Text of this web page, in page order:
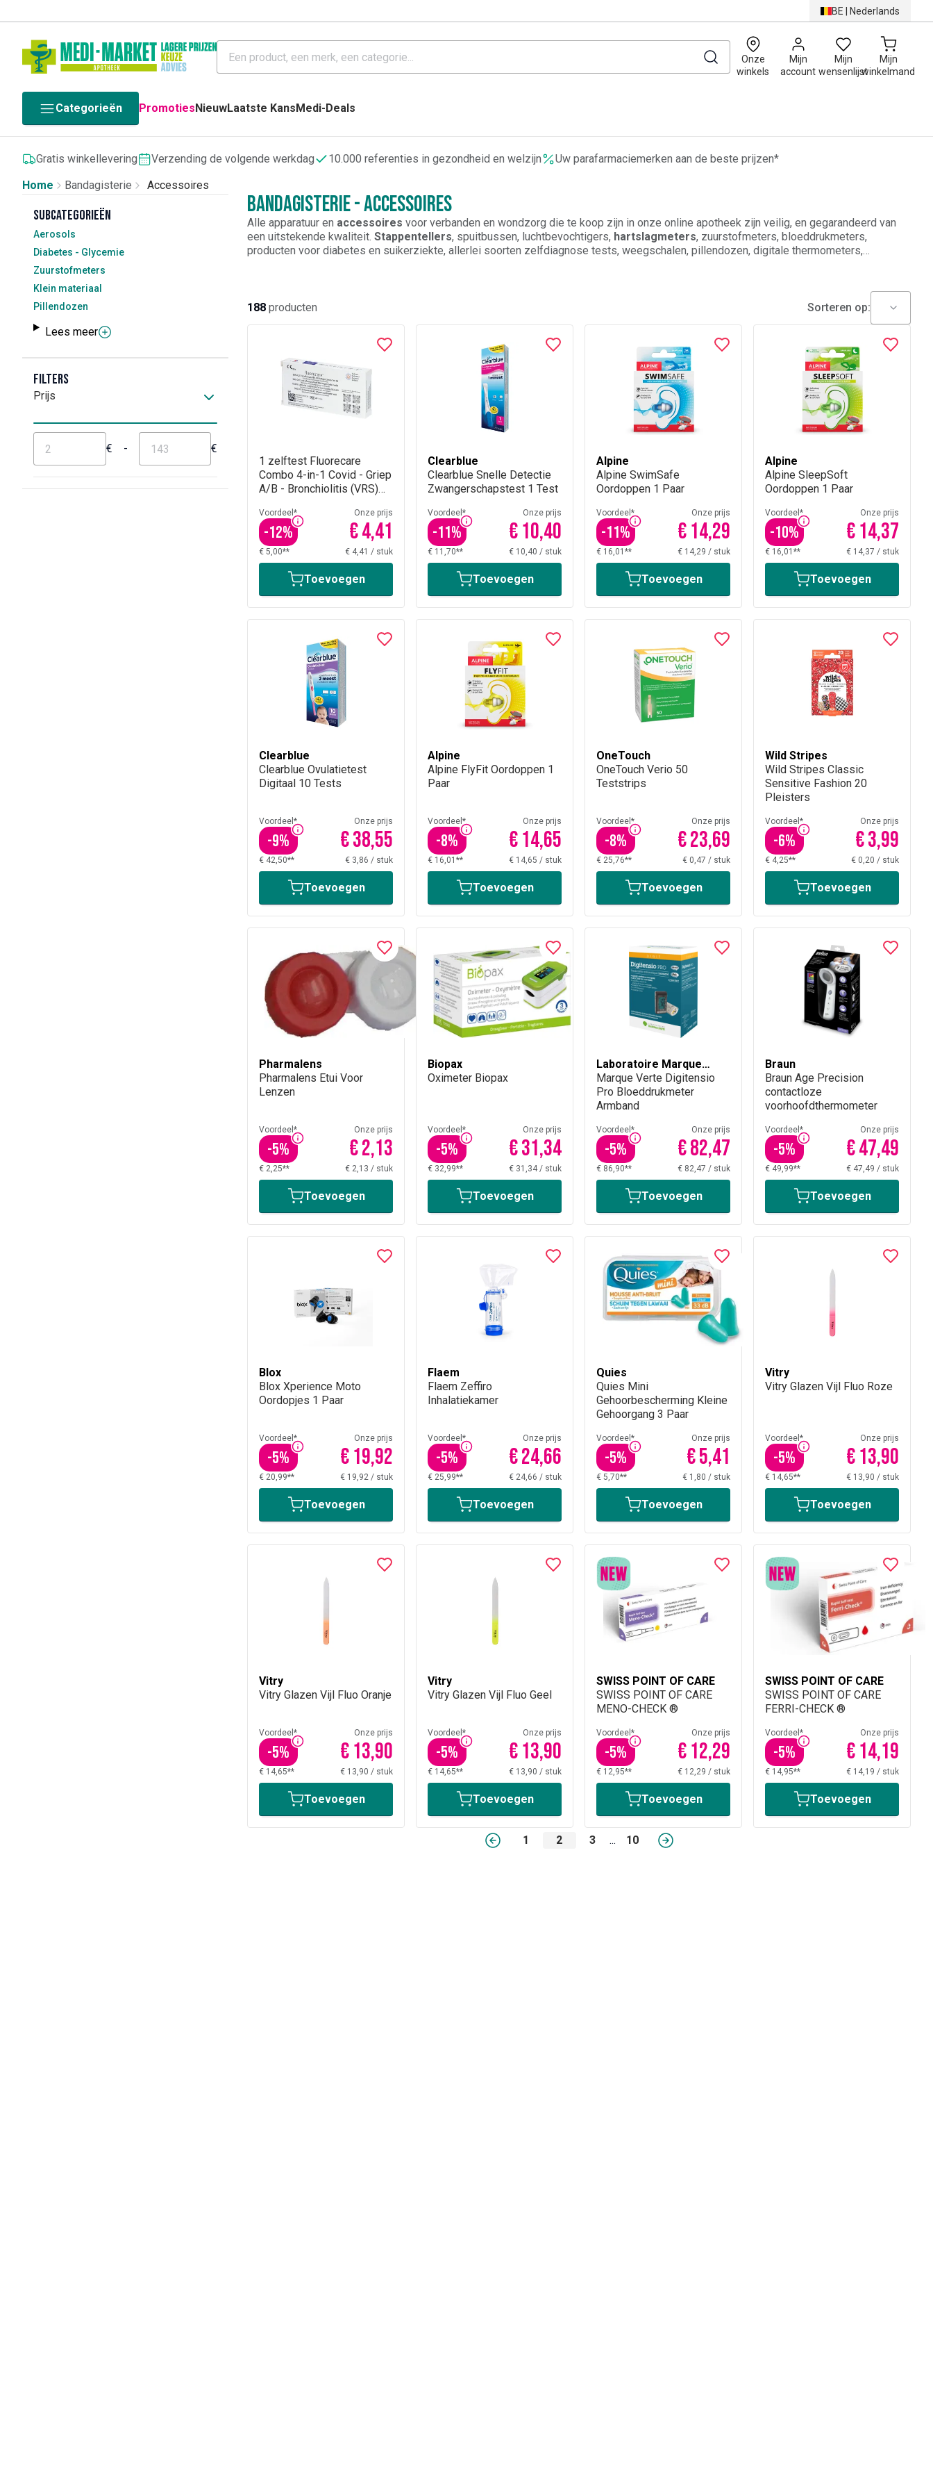
BE | Nederlands
Onze
winkels
Mijn
account
Mijn
wensenlijst
Mijn
winkelmand
0
Categorieën PromotiesNieuwLaatste KansMedi-Deals
Gratis winkellevering Verzending de volgende werkdag 10.000 referenties in gezondheid en welzijn
Uw parafarmaciemerken aan de beste prijzen*
Home
Bandagisterie Accessoires
Subcategorieën
Aerosols
Diabetes - Glycemie
Zuurstofmeters
Klein materiaal
Pillendozen
Lees meer
Filters
Prijs
€ - €
Bandagisterie - Accessoires
Alle apparatuur en accessoires voor verbanden en wondzorg die te koop zijn in onze online apotheek zijn veilig, en gegarandeerd van
een uitstekende kwaliteit. Stappentellers, spuitbussen, luchtbevochtigers, hartslagmeters, zuurstofmeters, bloeddrukmeters,
producten voor diabetes en suikerziekte, allerlei soorten zelfdiagnose tests, weegschalen, pillendozen, digitale thermometers,
188 producten Sorteren op:
1 zelftest Fluorecare
Combo 4-in-1 Covid - Griep
A/B - Bronchiolitis (VRS)
Voordeel*
-12%
Onze prijs
€ 4,41
€ 5,00** € 4,41 / stuk
Toevoegen
Clearblue
Clearblue Snelle Detectie
Zwangerschapstest 1 Test
Voordeel*
-11%
Onze prijs
€ 10,40
€ 11,70** € 10,40 / stuk
Toevoegen
Alpine
Alpine SwimSafe
Oordoppen 1 Paar
Voordeel*
-11%
Onze prijs
€ 14,29
€ 16,01** € 14,29 / stuk
Toevoegen
Alpine
Alpine SleepSoft
Oordoppen 1 Paar
Voordeel*
-10%
Onze prijs
€ 14,37
€ 16,01** € 14,37 / stuk
Toevoegen
Clearblue
Clearblue Ovulatietest
Digitaal 10 Tests
Voordeel*
-9%
Onze prijs
€ 38,55
€ 42,50** € 3,86 / stuk
Toevoegen
Alpine
Alpine FlyFit Oordoppen 1
Paar
Voordeel*
-8%
Onze prijs
€ 14,65
€ 16,01** € 14,65 / stuk
Toevoegen
OneTouch
OneTouch Verio 50
Teststrips
Voordeel*
-8%
Onze prijs
€ 23,69
€ 25,76** € 0,47 / stuk
Toevoegen
Wild Stripes
Wild Stripes Classic
Sensitive Fashion 20
Pleisters
Voordeel*
-6%
Onze prijs
€ 3,99
€ 4,25** € 0,20 / stuk
Toevoegen
Pharmalens
Pharmalens Etui Voor
Lenzen
Voordeel*
-5%
Onze prijs
€ 2,13
€ 2,25** € 2,13 / stuk
Toevoegen
Biopax
Oximeter Biopax
Voordeel*
-5%
Onze prijs
€ 31,34
€ 32,99** € 31,34 / stuk
Toevoegen
Laboratoire Marque
Verte
Marque Verte Digitensio
Pro Bloeddrukmeter
Armband
Voordeel*
-5%
Onze prijs
€ 82,47
€ 86,90** € 82,47 / stuk
Toevoegen
Braun
Braun Age Precision
contactloze
voorhoofdthermometer
Voordeel*
-5%
Onze prijs
€ 47,49
€ 49,99** € 47,49 / stuk
Toevoegen
Blox
Blox Xperience Moto
Oordopjes 1 Paar
Voordeel*
-5%
Onze prijs
€ 19,92
€ 20,99** € 19,92 / stuk
Toevoegen
Flaem
Flaem Zeffiro
Inhalatiekamer
Voordeel*
-5%
Onze prijs
€ 24,66
€ 25,99** € 24,66 / stuk
Toevoegen
Quies
Quies Mini
Gehoorbescherming Kleine
Gehoorgang 3 Paar
Voordeel*
-5%
Onze prijs
€ 5,41
€ 5,70** € 1,80 / stuk
Toevoegen
Vitry
Vitry Glazen Vijl Fluo Roze
Voordeel*
-5%
Onze prijs
€ 13,90
€ 14,65** € 13,90 / stuk
Toevoegen
Vitry
Vitry Glazen Vijl Fluo Oranje
Voordeel*
-5%
Onze prijs
€ 13,90
€ 14,65** € 13,90 / stuk
Toevoegen
Vitry
Vitry Glazen Vijl Fluo Geel
Voordeel*
-5%
Onze prijs
€ 13,90
€ 14,65** € 13,90 / stuk
Toevoegen
SWISS POINT OF CARE
SWISS POINT OF CARE
MENO-CHECK ®
Voordeel*
-5%
Onze prijs
€ 12,29
€ 12,95** € 12,29 / stuk
Toevoegen
SWISS POINT OF CARE
SWISS POINT OF CARE
FERRI-CHECK ®
Voordeel*
-5%
Onze prijs
€ 14,19
€ 14,95** € 14,19 / stuk
Toevoegen
1 2 3 ... 10